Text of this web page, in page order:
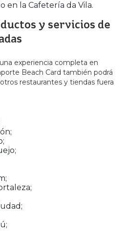
en la Cafetería da Vila.
y servicios de
experiencia completa en
Beach Card también podrá
restaurantes y tiendas fuera